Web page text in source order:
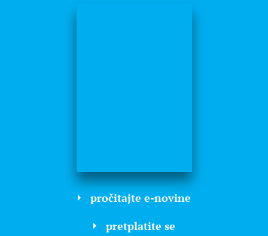
pročitajte e-novine
pretplatite se